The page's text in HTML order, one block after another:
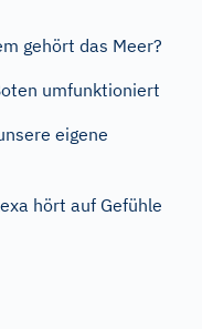
gehört das Meer?
umfunktioniert
eigene
hört auf Gefühle